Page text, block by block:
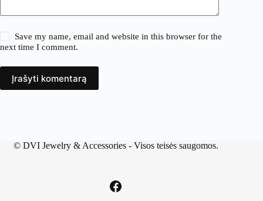
Save my name, email and website in this browser for the
next time I comment.
Įrašyti komentarą
© DVI Jewelry & Accessories- Visos teisės saugomos.